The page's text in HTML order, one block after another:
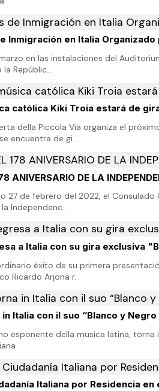
Inmigración en Italia
en las instalaciones del
la Repúblic…
católica Kiki Troia estará de
della Piccola Via organiza el
encuentra de gi…
ANIVERSARIO DE LA
27 de febrero del 2022, el
Independenc…
a Italia con su gira exclusiva
éxito de su primera
Ricardo Arjona r…
Italia con il suo “Blanco y Negro
esponente della musica latina,
Italiana por Residencia en